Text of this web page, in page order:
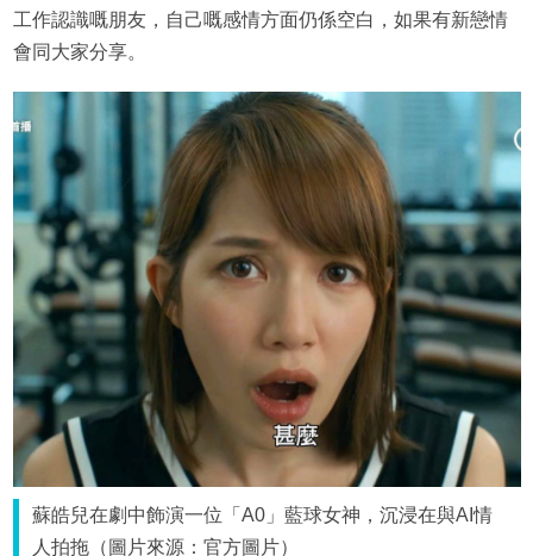
工作認識嘅朋友，自己嘅感情方面仍係空白，如果有新戀情
會同大家分享。
蘇皓兒在劇中飾演一位「A0」藍球女神，沉浸在與AI情
人拍拖（圖片來源：官方圖片）